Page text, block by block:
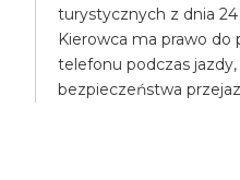
turystycznych z dnia
Kierowca ma prawo do
telefonu podczas
bezpieczeństwa